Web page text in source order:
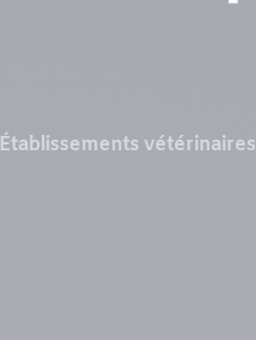
Établissements vétérinaires